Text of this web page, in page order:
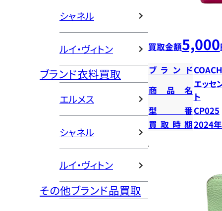
シャネル
ルイ・ヴィトン
ブランド衣料買取
エルメス
シャネル
ルイ・ヴィトン
その他ブランド品買取
買取金額5,000
ブランドCOACH
商品名
エッセ
ト
型番CP025
買取時期2024